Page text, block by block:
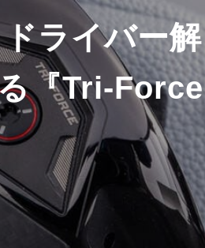
ライバー解
『Tri-Force